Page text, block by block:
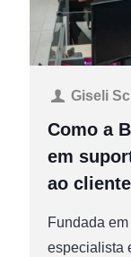
Giseli
Como a
em
ao cliente
Fundada
especialista